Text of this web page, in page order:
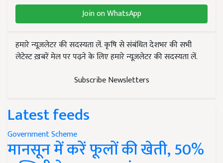
Join on WhatsApp
हमारे न्यूज़लेटर की सदस्यता लें. कृषि से संबंधित देशभर की सभी
लेटेस्ट ख़बरें मेल पर पढ़ने के लिए हमारे न्यूज़लेटर की सदस्यता लें.
Subscribe Newsletters
Latest feeds
Government Scheme
मानसून में करें फूलों की खेती, 50%